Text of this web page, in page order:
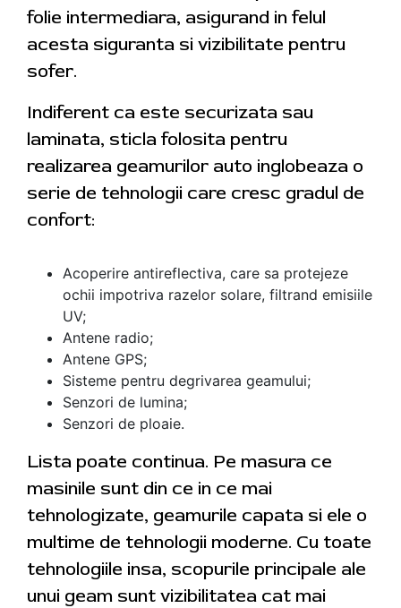
folie intermediara, asigurand in felul
acesta siguranta si vizibilitate pentru
sofer.
Indiferent ca este securizata sau
laminata, sticla folosita pentru
realizarea geamurilor auto inglobeaza o
serie de tehnologii care cresc gradul de
confort:
Acoperire antireflectiva, care sa protejeze
ochii impotriva razelor solare, filtrand emisiile
UV;
Antene radio;
Antene GPS;
Sisteme pentru degrivarea geamului;
Senzori de lumina;
Senzori de ploaie.
Lista poate continua. Pe masura ce
masinile sunt din ce in ce mai
tehnologizate, geamurile capata si ele o
multime de tehnologii moderne. Cu toate
tehnologiile insa, scopurile principale ale
unui geam sunt vizibilitatea cat mai